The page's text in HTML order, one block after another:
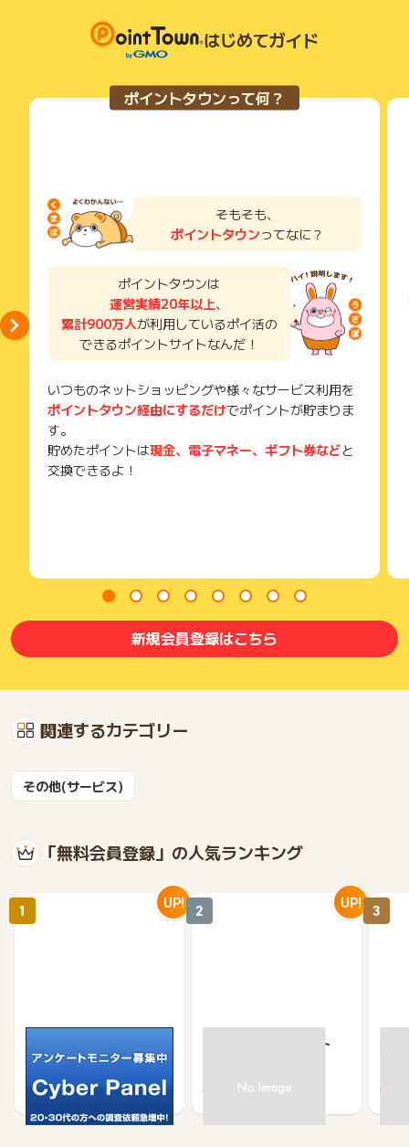
て一度でも同サービス・お買い物を利用されたことがある場合
ご利用前には、Cookieの削除をおこなっていただくことを推奨
サービス・お買い物利用時にお電話など2つ以上の申し込み方
法がある場合、必ずサイト上のWEBフォームからお申し込みく
了などのメールは、ポイント獲得するまで必ず保管してくださ
獲得待ち・獲得失敗の状態でお問い合わせされる際に、該当の
メールを送っていただく場合がございます。
そのため、紛失・破棄された場合は対応いたしかねますので、
ご注意ください。
(※) SafariやChromeなどwebサイトを表示するアプリのこと
条件を達成しているかどうかは各広告主ではなく、代理店が行
っているため、広告主はポイントに関する詳細を把握しており
そのため、ポイントタウンのポイントに関するお問い合わせを
広告主様に直接行わないようお願いいたします。
「子育て情報メディア」。妊娠～出産後の欲しかった子育て情
報がいつでも取得できちゃう♪
無料のメルマガ会員になると、登録情報に合わせて同時期のマ
マパパに人気のコンテンツ、無料で参加できるプレゼントキャ
ンペーン情報をご紹介しております。
はじめてガイド
ポイントタウンって何？
そもそも、
ポイントタウンってなに？
ポイントタウンは
運営実績20年以上、
累計900万人が利用しているポイ活の
できるポイントサイトなんだ！
いつものネットショッピングや様々なサービス利用を
ポイントタウン経由にするだけでポイントが貯まりま
す。
貯めたポイントは現金、電子マネー、ギフト券などと
交換できるよ！
新規会員登録はこちら
関連するカテゴリー
その他(サービス)
「無料会員登録」の人気ランキング
500 750
1 UP!
京急プレミアポイント
370 650
2 UP!
カウ
3